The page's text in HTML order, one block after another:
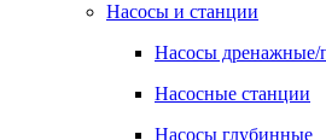
Насосы и станции
Насосы дренажные/
Насосные станции
Насосы глубинные